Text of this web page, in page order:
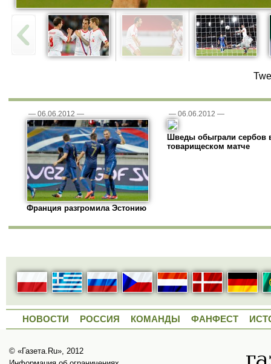
— 06.06.2012 —
Франция разгромила Эстонию
— 06.06.2012 —
Шведы обыграли сербов
товарищеском матче
НОВОСТИ РОССИЯ КОМАНДЫ ФАНФЕСТ
© «Газета.Ru», 2012